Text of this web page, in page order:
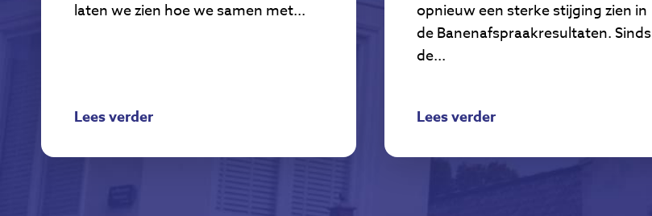
laten we zien hoe we samen met...
Lees verder
opnieuw een sterke stijging zien in
de Banenafspraakresultaten. Sinds
de...
Lees verder